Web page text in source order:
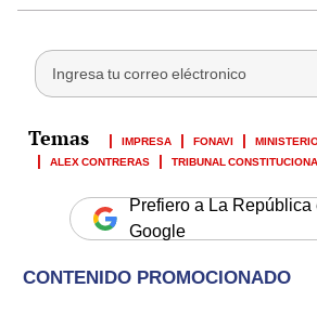
IMPRESA FONAVI
ALEX CONTRERAS
TRIBUNAL
Prefiero a La República
Google